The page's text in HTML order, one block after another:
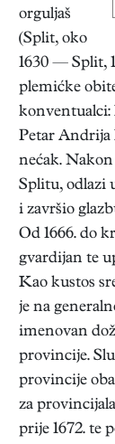
orguljaš
(Split, oko
1630 — Split,
plemićke
konventualci:
Petar Andrija
nećak. Nakon
Splitu, odlazi
i završio
Od 1666. do
gvardijan te
Kao kustos
je na
imenovan
provincije.
provincije
za
prije 1672. te